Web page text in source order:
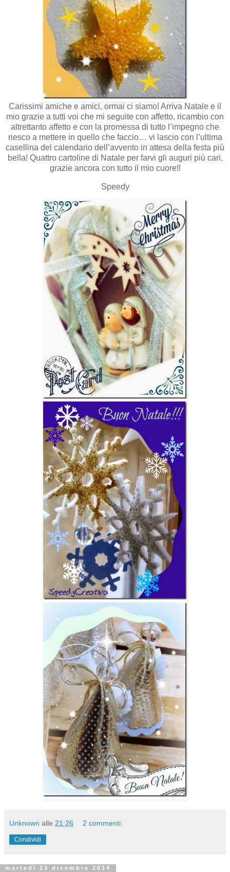
Carissimi amiche e amici, ormai ci siamo! Arriva Natale e il
mio grazie a tutti voi che mi seguite con affetto, ricambio con
altrettanto affetto e con la promessa di tutto l’impegno che
riesco a mettere in quello che faccio… vi lascio con l’ultima
casellina del calendario dell’avvento in attesa della festa più
bella! Quattro cartoline di Natale per farvi gli auguri più cari,
grazie ancora con tutto il mio cuore!!
Speedy
Unknown alle 21:26 2 commenti:
Condividi
martedì 23 dicembre 2014